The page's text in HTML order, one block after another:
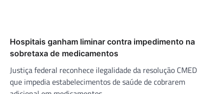
Hospitais ganham liminar contra impedimento na
sobretaxa de medicamentos
Justiça federal reconhece ilegalidade da resolução CMED
que impedia estabelecimentos de saúde de cobrarem